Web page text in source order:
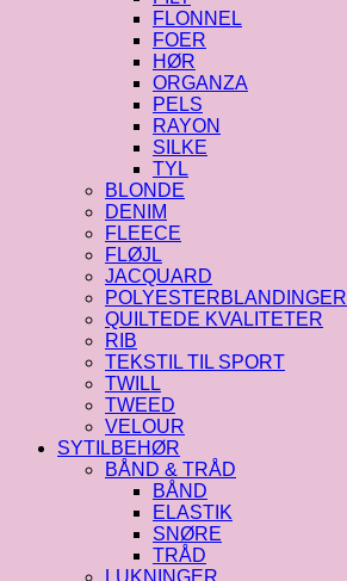
FLONNEL
FOER
HØR
ORGANZA
PELS
RAYON
SILKE
TYL
BLONDE
DENIM
FLEECE
FLØJL
JACQUARD
POLYESTERBLANDINGER
QUILTEDE KVALITETER
RIB
TEKSTIL TIL SPORT
TWILL
TWEED
VELOUR
SYTILBEHØR
BÅND & TRÅD
BÅND
ELASTIK
SNØRE
TRÅD